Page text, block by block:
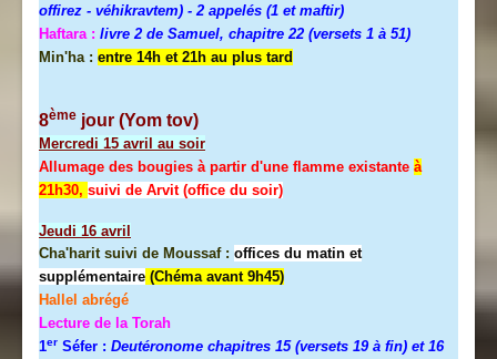
offirez - véhikravtem) - 2 appelés (1 et maftir)
Haftara : livre 2 de Samuel, chapitre 22 (versets 1 à 51)
Min'ha : entre 14h et 21h au plus tard
8ème jour (Yom tov)
Mercredi 15 avril au soir
Allumage des bougies à partir d'une flamme existante à
21h30, suivi de Arvit (office du soir)
Jeudi 16 avril
Cha'harit suivi de Moussaf : offices du matin et
supplémentaire (Chéma avant 9h45)
Hallel abrégé
Lecture de la Torah
1er Séfer : Deutéronome chapitres 15 (versets 19 à fin) et 16